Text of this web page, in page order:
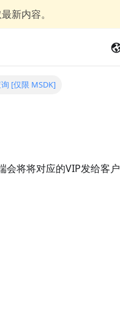
新内容。
[仅限 MSDK]
会将将对应的VIP发给客户